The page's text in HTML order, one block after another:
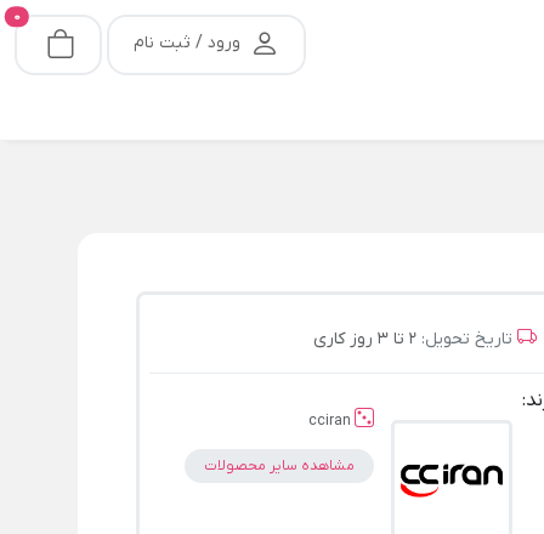
ورود / ثبت نام
0
تاریخ تحویل: 2 تا 3 روز کاری
cciran
مشاهده سایر محصولات